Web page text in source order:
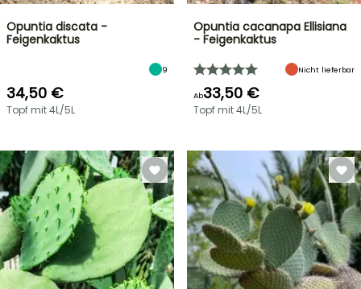
Opuntia discata -
Feigenkaktus
9
34,50 €
Topf mit 4L/5L
Opuntia cacanapa Ellisiana
- Feigenkaktus
Nicht lieferbar
Ab33,50 €
Topf mit 4L/5L